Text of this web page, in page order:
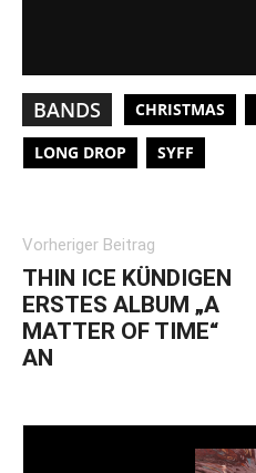
BANDS CHRISTMAS
LONG DROP SYFF
Vorheriger Beitrag
THIN ICE KÜNDIGEN
ERSTES ALBUM „A
MATTER OF TIME“
AN